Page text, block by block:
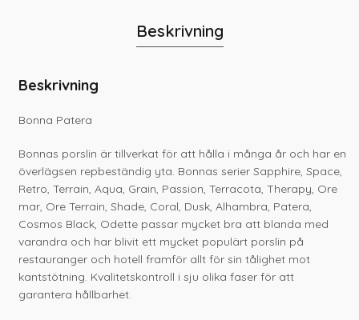
Beskrivning
Beskrivning
Bonna Patera
Bonnas porslin är tillverkat för att hålla i många år och har en
överlägsen repbeständig yta. Bonnas serier Sapphire, Space,
Retro, Terrain, Aqua, Grain, Passion, Terracota, Therapy, Ore
mar, Ore Terrain, Shade, Coral, Dusk, Alhambra, Patera,
Cosmos Black, Odette passar mycket bra att blanda med
varandra och har blivit ett mycket populärt porslin på
restauranger och hotell framför allt för sin tålighet mot
kantstötning. Kvalitetskontroll i sju olika faser för att
garantera hållbarhet.